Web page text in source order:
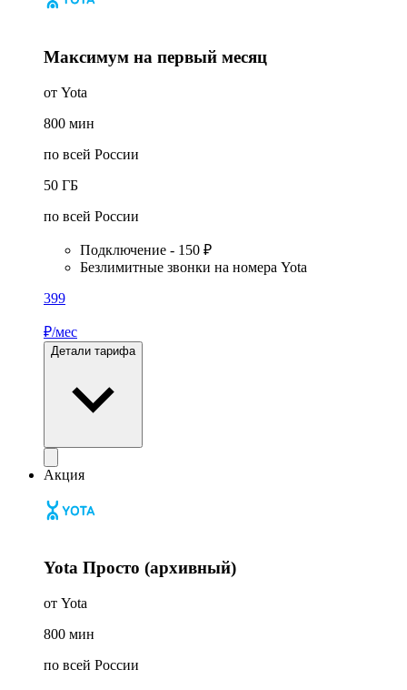
Максимум на первый месяц
от Yota
800 мин
по всей России
50 ГБ
по всей России
Подключение - 150 ₽
Безлимитные звонки на номера Yota
399
₽/мес
Детали тарифа
Акция
Yota Просто (архивный)
от Yota
800 мин
по всей России